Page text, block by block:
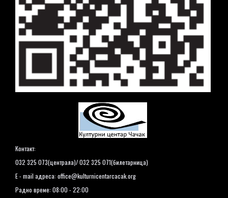
Контакт:
032 325 073(централа)/ 032 325 071(билетарница)
E - mail адреса: office@kulturnicentarcacak.org
Радно време: 08:00 - 22:00